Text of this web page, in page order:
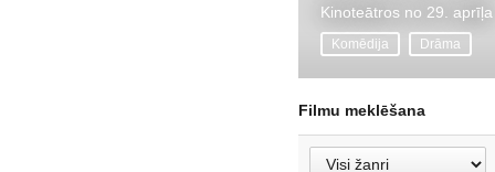
Kinoteātros no 29. aprīļa
Komēdija Drāma
Filmu meklēšana